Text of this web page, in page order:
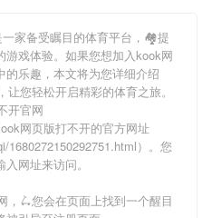
一家备受瞩目的体育平台，🏘提
戏体验。如果您想加入kook网
的乐趣，本文将为您详细介绍
让您轻松开启精彩的体育之旅。
开官网
网页版打不开的官方网址
1680272150292751.html）。您
网址来访问。
，🛴您会在页面上找到一个醒目